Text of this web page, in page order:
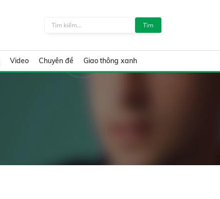
Tìm
Video Chuyên đề Giao thông xanh